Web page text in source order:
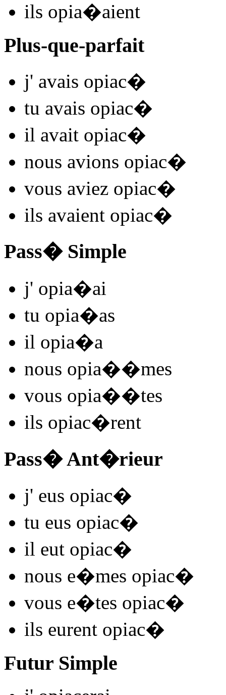
ils opia�aient
Plus-que-parfait
j' avais opiac�
tu avais opiac�
il avait opiac�
nous avions opiac�
vous aviez opiac�
ils avaient opiac�
Pass� Simple
j' opia�ai
tu opia�as
il opia�a
nous opia��mes
vous opia��tes
ils opiac�rent
Pass� Ant�rieur
j' eus opiac�
tu eus opiac�
il eut opiac�
nous e�mes opiac�
vous e�tes opiac�
ils eurent opiac�
Futur Simple